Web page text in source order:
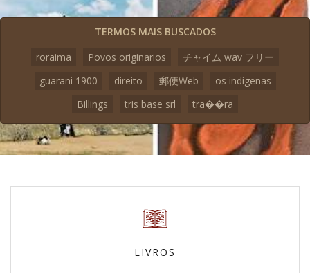
TERMOS MAIS BUSCADOS
roraima
Povos originarios
チャイム wav フリー
guarani 1900
direito 郵便Web
os indigenas
Billings
tris base srl tra��ra
LIVROS